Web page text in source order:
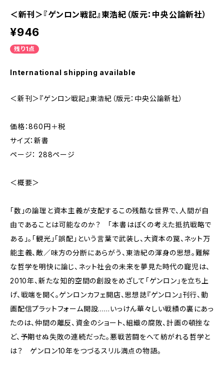
＜新刊＞『ゲンロン戦記』東浩紀（版元：中央公論新社）
¥946
残り1点
International shipping available
＜新刊＞『ゲンロン戦記』東浩紀（版元：中央公論新社）
価格：860円＋税
サイズ：新書
ページ： 288ページ
＜概要＞
「数」の論理と資本主義が支配するこの残酷な世界で、人間が自
由であることは可能なのか？ 「本書はぼくの考えた抵抗戦略で
ある」。「観光」「誤配」という言葉で武装し、大資本の罠、ネット万
能主義、敵／味方の分断にあらがう、東浩紀の渾身の思想。難解
な哲学を明快に論じ、ネット社会の未来を夢見た時代の寵児は、
2010年、新たな知的空間の創設をめざして「ゲンロン」を立ち上
げ、戦端を開く。ゲンロンカフェ開店、思想誌『ゲンロン』刊行、動
画配信プラットフォーム開設……いっけん華々しい戦績の裏にあっ
たのは、仲間の離反、資金のショート、組織の腐敗、計画の頓挫な
ど、予期せぬ失敗の連続だった。悪戦苦闘をへて紡がれる哲学と
は？ ゲンロン10年をつづるスリル満点の物語。